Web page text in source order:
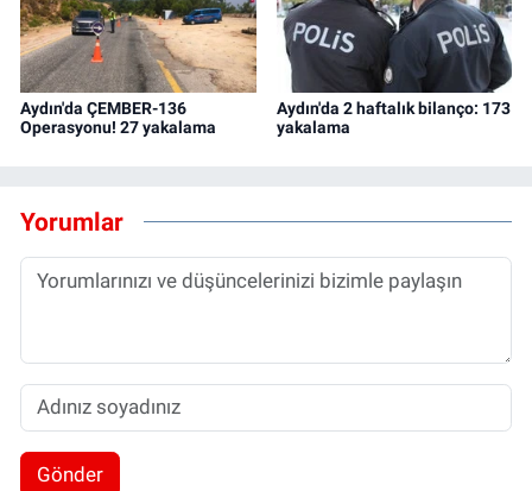
Aydın'da ÇEMBER-136
Operasyonu! 27 yakalama
Aydın'da 2 haftalık bilanço: 173
yakalama
Yorumlar
Gönder